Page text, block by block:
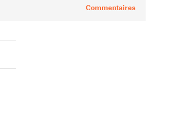
Commentaires